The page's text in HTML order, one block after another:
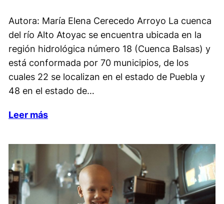
Autora: María Elena Cerecedo Arroyo La cuenca
del río Alto Atoyac se encuentra ubicada en la
región hidrológica número 18 (Cuenca Balsas) y
está conformada por 70 municipios, de los
cuales 22 se localizan en el estado de Puebla y
48 en el estado de…
Leer más